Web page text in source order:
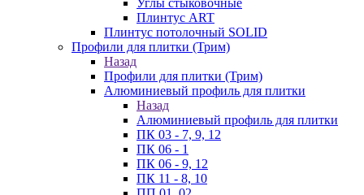
Углы стыковочные
Плинтус ART
Плинтус потолочный SOLID
Профили для плитки (Трим)
Назад
Профили для плитки (Трим)
Алюминиевый профиль для плитки
Назад
Алюминиевый профиль для плитки
ПК 03 - 7, 9, 12
ПК 06 - 1
ПК 06 - 9, 12
ПК 11 - 8, 10